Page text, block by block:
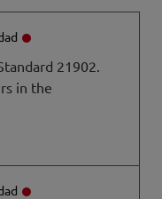
21902.
in the